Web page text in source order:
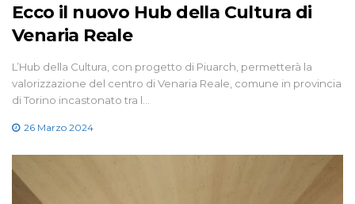
Ecco il nuovo Hub della Cultura di
Venaria Reale
L’Hub della Cultura, con progetto di Piuarch, permetterà la
valorizzazione del centro di Venaria Reale, comune in provincia
di Torino incastonato tra l…
26 Marzo 2024